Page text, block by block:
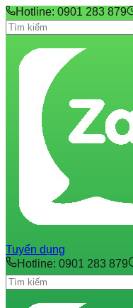
Hotline: 0901 283 879
Tuyển dụng
Hotline: 0901 283 879